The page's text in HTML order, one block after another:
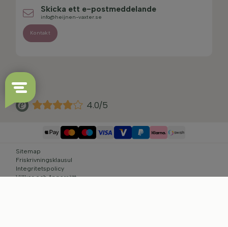
Skicka ett e-postmeddelande
info@heijnen-vaxter.se
Kontakt
4.0/5
Sitemap
Friskrivningsklausul
Integritetspolicy
Villkor och ångerrätt